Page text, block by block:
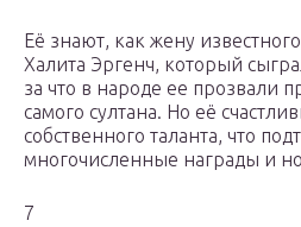
Её знают, как жену
Халита Эргенч, который
за что в народе ее прозвали
самого султана. Но её
собственного таланта, что
многочисленные награды и
7